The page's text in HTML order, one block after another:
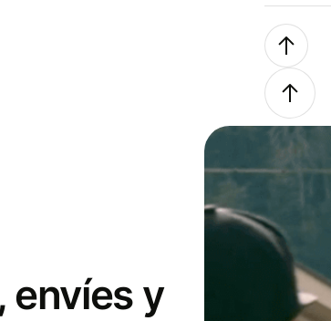
envíes y